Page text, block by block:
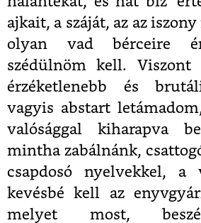
ajkait, a száját, az az
olyan vad bérceire
szédülnöm kell. Viszont
érzéketlenebb és
vagyis abstart
valósággal kiharapva
mintha zabálnánk,
csapdosó nyelvekkel, a
kevésbé kell az
melyet most,